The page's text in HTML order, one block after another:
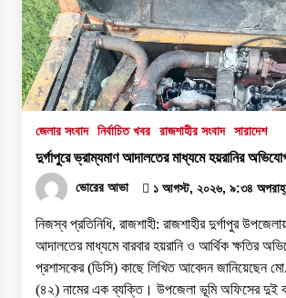
জেলার সংবাদ নির্বাচিত খবর রাজশাহীর সংবাদ সারাদেশ
দুর্গাপুরে ভ্রাম্যমাণ আদালতের মাধ্যমে হয়রানির
ভোরের আভা ১ আগস্ট, ২০২৬, ৯:৩৪
নিজস্ব প্রতিনিধি, রাজশাহী: রাজশাহীর দুর্গাপুর
আদালতের মাধ্যমে বারবার হয়রানি ও আর্থিক ক্ষতির
প্রশাসকের (ডিসি) কাছে লিখিত আবেদন জানিয়েছেন
(৪২) নামের এক ব্যক্তি। উপজেলা ভূমি অফিসের দুই